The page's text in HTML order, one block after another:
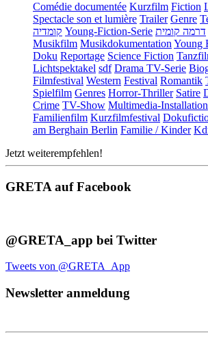
Comédie documentée Kurzfilm Fiction
Spectacle son et lumière Trailer Genre
קומדיה Young-Fiction-Serie דרמה קומית
Musikfilm MusikdokumentationYoung
Doku Reportage Science Fiction
Lichtspektakel sdf Drama TV-Serie
Filmfestival Western Festival Romantik
Spielfilm Genres Horror-Thriller Satire
Crime TV-Show Multimedia-Installation
Familienfilm Kurzfilmfestival
am Berghain Berlin Familie / Kinder
Jetzt weiterempfehlen!
GRETA auf Facebook
@GRETA_app bei Twitter
Tweets von @GRETA_App
Newsletter anmeldung